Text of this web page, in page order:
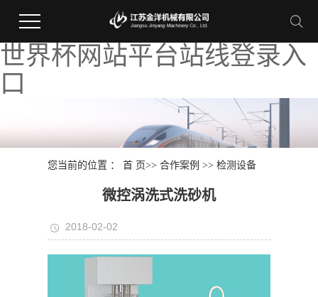
世界杯网站平台站线登录入
口
您当前的位置 ：首 页>>合作案例 >>检测设备
微控涡洗式洗砂机
2018-02-02